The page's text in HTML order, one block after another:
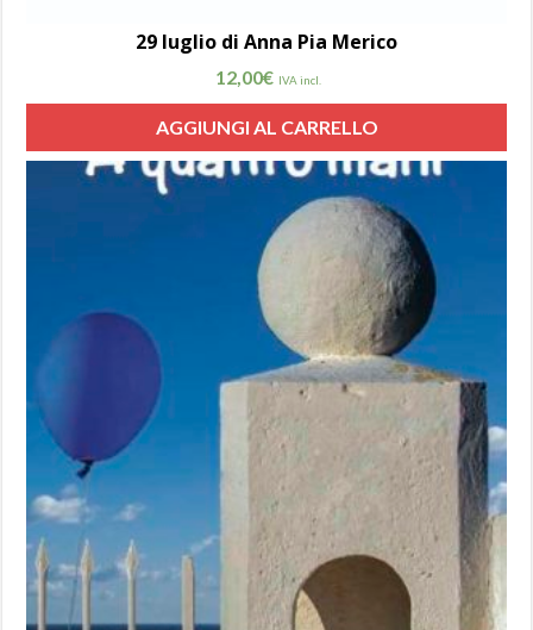
29 luglio di Anna Pia Merico
12,00€ IVA incl.
AGGIUNGI AL CARRELLO